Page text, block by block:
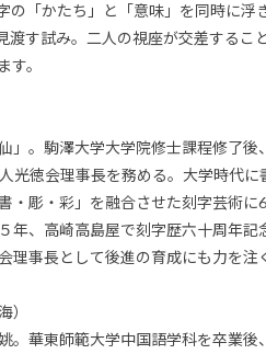
の「かたち」と「意味」を同時に浮
渡す試み。二人の視座が交差するこ
。
」。駒澤大学大学院修士課程修了
光徳会理事長を務める。大学時代に
・彫・彩」を融合させた刻字芸術
年、高崎高島屋で刻字歴六十周年記
事長として後進の育成にも力を注
）
。華東師範大学中国語学科を卒業